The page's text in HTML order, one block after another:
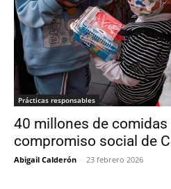
Prácticas responsables
40 millones de comidas
compromiso social de
Abigail Calderón - 23 febrero 2026